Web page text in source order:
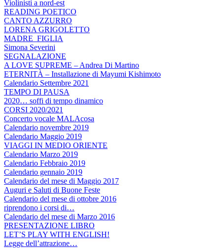
Violinisti a nord-est
READING POETICO
CANTO AZZURRO
LORENA GRIGOLETTO
MADRE_FIGLIA
Simona Severini
SEGNALAZIONE
A LOVE SUPREME – Andrea Di Martino
ETERNITÀ – Installazione di Mayumi Kishimoto
Calendario Settembre 2021
TEMPO DI PAUSA
2020… soffi di tempo dinamico
CORSI 2020/2021
Concerto vocale MALAcosa
Calendario novembre 2019
Calendario Maggio 2019
VIAGGI IN MEDIO ORIENTE
Calendario Marzo 2019
Calendario Febbraio 2019
Calendario gennaio 2019
Calendario del mese di Maggio 2017
Auguri e Saluti di Buone Feste
Calendario del mese di ottobre 2016
riprendono i corsi di…
Calendario del mese di Marzo 2016
PRESENTAZIONE LIBRO
LET’S PLAY WITH ENGLISH!
Legge dell’attrazione…